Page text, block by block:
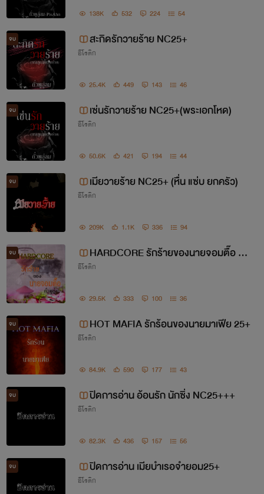
138K 532 224 54
จบ สะกิดรักวายร้าย NC25+
อีโรติก
25.4K 449 143 46
จบ เซ่นรักวายร้าย NC25+(พระเอกโหด)
อีโรติก
50.6K 421 194 44
จบ เมียวายร้าย NC25+ (หื่น แซ่บ ยกครัว)
อีโรติก
209K 1.1K 336 94
จบ
HARDCORE รักร้ายของนายจอมตื๊อ NC
25+(รักจับกด)
อีโรติก
29.5K 333 100 36
จบ HOT MAFIA รักร้อนของนายมาเฟีย 25+
อีโรติก
84.9K 590 177 43
จบ ปิดการอ่าน อ้อนรัก นักซิ่ง NC25+++
อีโรติก
82.3K 436 157 56
จบ ปิดการอ่าน เมียบำเรอจำยอม25+
อีโรติก